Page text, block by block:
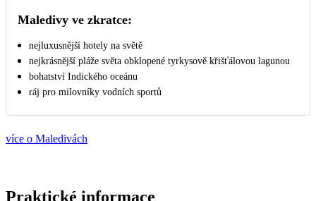
Maledivy ve zkratce:
nejluxusnější hotely na světě
nejkrásnější pláže světa obklopené tyrkysově křišťálovou lagunou
bohatství Indického oceánu
ráj pro milovníky vodních sportů
více o Maledivách
Praktické informace